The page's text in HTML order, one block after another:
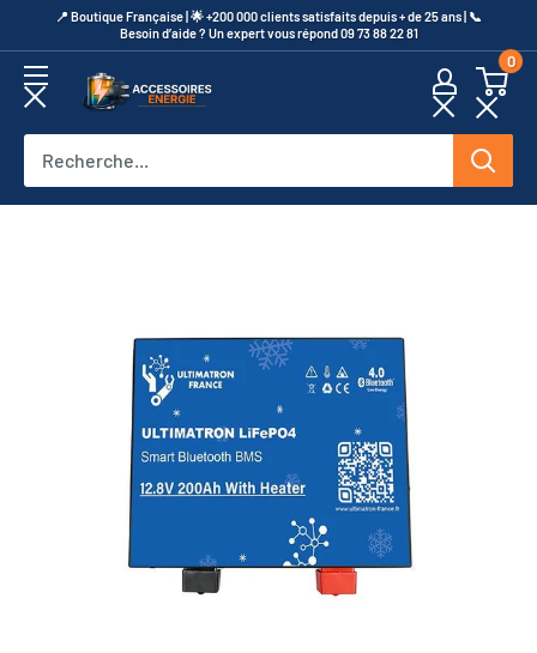
au
contenu
​📍​ Boutique Française | 🌟 +200 000 clients satisfaits depuis + de 25 ans | 📞​
Besoin d’aide ? Un expert vous répond 09 73 88 22 81
Accessoires
0